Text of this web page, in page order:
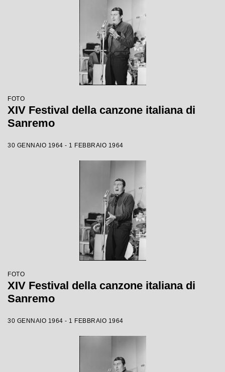
FOTO
XIV Festival della canzone italiana di
Sanremo
30 GENNAIO 1964 - 1 FEBBRAIO 1964
FOTO
XIV Festival della canzone italiana di
Sanremo
30 GENNAIO 1964 - 1 FEBBRAIO 1964